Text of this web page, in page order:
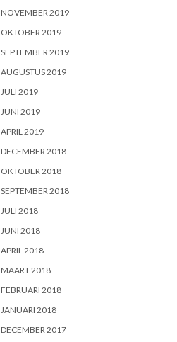
NOVEMBER 2019
OKTOBER 2019
SEPTEMBER 2019
AUGUSTUS 2019
JULI 2019
JUNI 2019
APRIL 2019
DECEMBER 2018
OKTOBER 2018
SEPTEMBER 2018
JULI 2018
JUNI 2018
APRIL 2018
MAART 2018
FEBRUARI 2018
JANUARI 2018
DECEMBER 2017